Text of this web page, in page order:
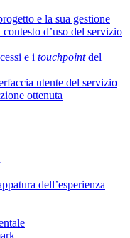
e la sua gestione
d’uso del servizio
e i touchpointdel
utente del servizio
ottenuta
dell’esperienza